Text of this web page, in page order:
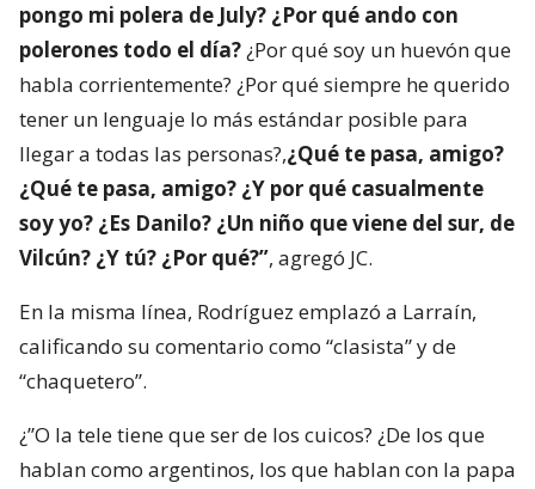
pongo mi polera de July? ¿Por qué ando con
polerones todo el día?¿Por qué soy un huevón que
habla corrientemente? ¿Por qué siempre he querido
tener un lenguaje lo más estándar posible para
llegar a todas las personas?,¿Qué te pasa, amigo?
¿Qué te pasa, amigo? ¿Y por qué casualmente
soy yo? ¿Es Danilo? ¿Un niño que viene del sur, de
Vilcún? ¿Y tú? ¿Por qué?”, agregó JC.
En la misma línea, Rodríguez emplazó a Larraín,
calificando su comentario como “clasista” y de
“chaquetero”.
¿”O la tele tiene que ser de los cuicos? ¿De los que
hablan como argentinos, los que hablan con la papa